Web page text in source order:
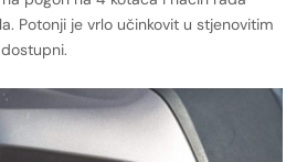
Potonji je vrlo učinkovit u stjenovitim